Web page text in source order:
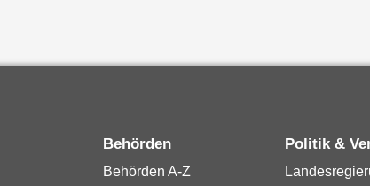
Behörden
Behörden A-Z
Politik &